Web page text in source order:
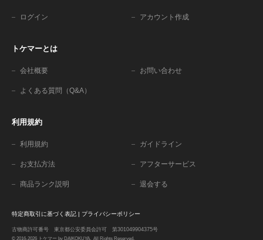
ログイン アカウント作成
トケマーとは
会社概要 お問い合わせ
よくある質問（Q&A）
利用規約
利用規約 ガイドライン
お支払方法 アフターサービス
商品ランク説明 退会する
特定商取引に基づく表記 | プライバシーポリシー
古物商許可番号 東京都公安委員会許可 第301049904375号
© 2016-2026 トケマー by DAIKOKUYA. All Rights Reserved.